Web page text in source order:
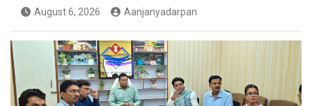
August 6, 2026 Aanjanyadarpan